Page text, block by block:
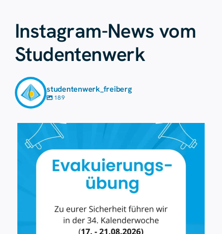
Instagram-News vom
Studentenwerk
studentenwerk_freiberg
189